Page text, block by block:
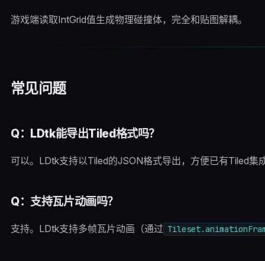
游戏端读取IntGrid值生成物理碰撞体，完全和贴图解耦。
常见问题
Q：LDtk能导出Tiled格式吗？
可以。LDtk支持以Tiled的JSON格式导出，方便已有Tiled集
Q：支持瓦片动画吗？
支持。LDtk支持多帧瓦片动画（通过